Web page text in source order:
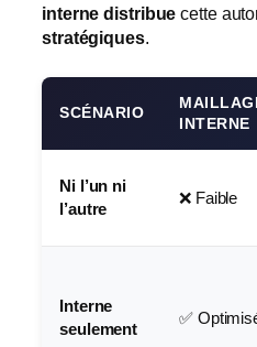
interne distribue cette
stratégiques.
SCÉNARIO
INTERNE
Ni l’un ni
l’autre
❌ Faible
Interne
seulement
✅